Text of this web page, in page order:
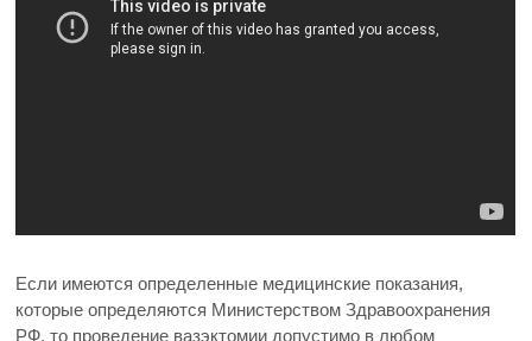
Если имеются определенные медицинские показания,
которые определяются Министерством Здравоохранения
РФ, то проведение вазэктомии допустимо в любом